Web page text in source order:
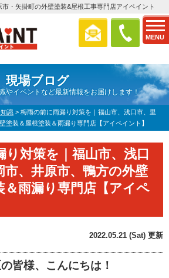
MENU
・矢掛町の外壁塗装&屋根工事専門店アイペイント
現場ブログ
やイベントなど最新情報をお届けします！
識 > 梅雨の前に雨漏り対策を｜福山市、浅口市、里
塗装＆屋根塗装＆雨漏り専門店【アイペイント】
り対策を｜福山市、浅口
市、井原市、鴨方の外壁
＆雨漏り専門店【アイペ
2022.05.21 (Sat) 更新
皆様、こんにちは！